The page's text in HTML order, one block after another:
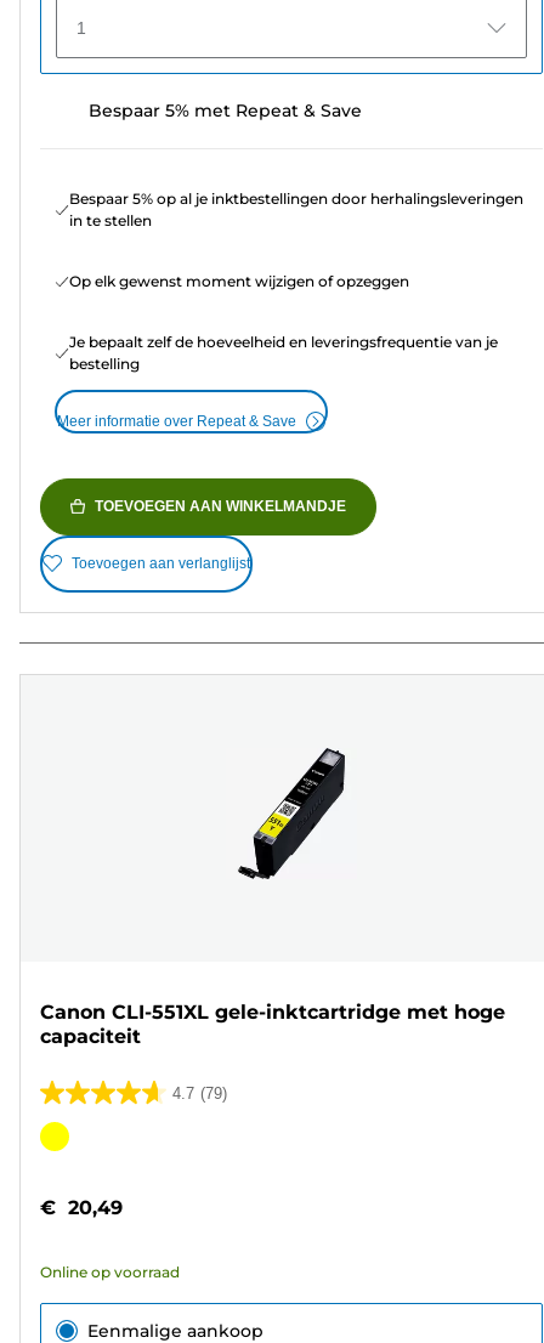
1
Bespaar 5% met Repeat & Save
Bespaar 5% op al je inktbestellingen door herhalingsleveringen
in te stellen
Op elk gewenst moment wijzigen of opzeggen
Je bepaalt zelf de hoeveelheid en leveringsfrequentie van je
bestelling
Meer informatie over Repeat & Save
TOEVOEGEN AAN WINKELMANDJE
Toevoegen aan verlanglijst
Canon CLI-551XL gele-inktcartridge met hoge
capaciteit
4.7 (79)
4.7
van
sterren.
beoordelingen
Kleurencartridge
€ 20,49
Online op voorraad
Eenmalige aankoop